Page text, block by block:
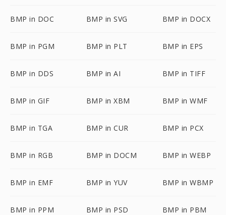
BMP in DOC BMP in SVG BMP in DOCX
BMP in PGM BMP in PLT BMP in EPS
BMP in DDS BMP in AI BMP in TIFF
BMP in GIF BMP in XBM BMP in WMF
BMP in TGA BMP in CUR BMP in PCX
BMP in RGB BMP in DOCM BMP in WEBP
BMP in EMF BMP in YUV BMP in WBMP
BMP in PPM BMP in PSD BMP in PBM